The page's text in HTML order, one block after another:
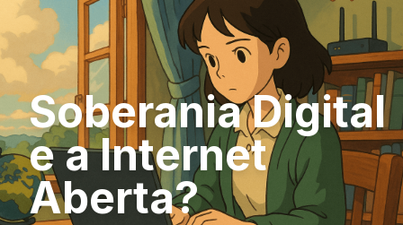
Soberania Digital
e a Internet
Aberta?